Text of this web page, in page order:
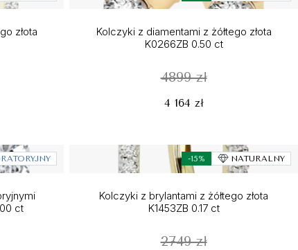
złota
Kolczyki z diamentami z żółtego złota
K0266ZB 0.50 ct
4899 zł
4 164 zł
ct
-15% NATURALNY
Kolczyki z brylantami z żółtego złota
K1453ZB 0.17 ct
2749 zł